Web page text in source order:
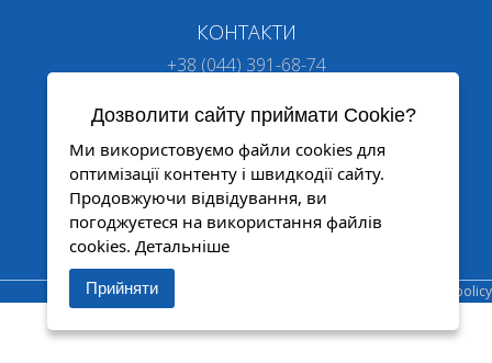
Статті
Гарантія
Форум
Де купити
Контакти
КОНТАКТИ
+38 (044) 391-68-74
+38 (066) 060-05-73
oko@oko.org.ua
ОКО™КОНТРОЛЮЙ І КЕРУЙ
© 2007-2025 Всі права захищені
Privacy policy
Дозволити сайту приймати Cookie?
Ми використовуємо файли cookies для
оптимізації контенту і швидкодії сайту.
Продовжуючи відвідування, ви
погоджуєтеся на використання файлів
cookies. Детальніше
Прийняти